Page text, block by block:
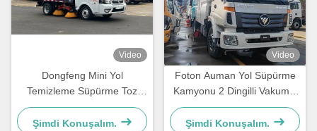
Video
Dongfeng Mini Yol
Temizleme Süpürme Toz
Emme Su Püskürtme
Kamyonu
Şimdi Konuşalım.
Video
Foton Auman Yol Süpürme
Kamyonu 2 Dingilli Vakumlu
Yol Süpürme Aracı
Şimdi Konuşalım.